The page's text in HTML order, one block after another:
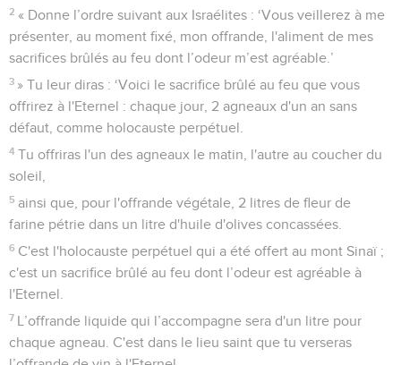
2 « Donne l’ordre suivant aux Israélites : ‘Vous veillerez à me
présenter, au moment fixé, mon offrande, l'aliment de mes
sacrifices brûlés au feu dont l’odeur m’est agréable.’
3 » Tu leur diras : ‘Voici le sacrifice brûlé au feu que vous
offrirez à l'Eternel : chaque jour, 2 agneaux d'un an sans
défaut, comme holocauste perpétuel.
4 Tu offriras l'un des agneaux le matin, l'autre au coucher du
soleil,
5 ainsi que, pour l'offrande végétale, 2 litres de fleur de
farine pétrie dans un litre d'huile d'olives concassées.
6 C'est l'holocauste perpétuel qui a été offert au mont Sinaï ;
c'est un sacrifice brûlé au feu dont l’odeur est agréable à
l'Eternel.
7 L’offrande liquide qui l’accompagne sera d'un litre pour
chaque agneau. C'est dans le lieu saint que tu verseras